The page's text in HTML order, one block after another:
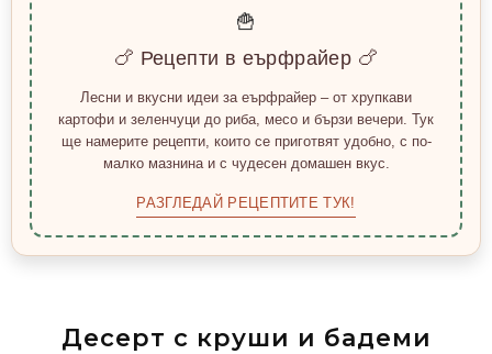
🍟
🍗 Рецепти в еърфрайер 🍗
Лесни и вкусни идеи за еърфрайер – от хрупкави
картофи и зеленчуци до риба, месо и бързи вечери. Тук
ще намерите рецепти, които се приготвят удобно, с по-
малко мазнина и с чудесен домашен вкус.
РАЗГЛЕДАЙ РЕЦЕПТИТЕ ТУК!
Десерт с круши и бадеми